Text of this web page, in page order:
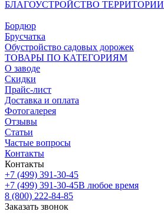
БЛАГОУСТРОЙСТВО ТЕРРИТОРИИ
Бордюр
Брусчатка
Обустройство садовых дорожек
ТОВАРЫ ПО КАТЕГОРИЯМ
О заводе
Скидки
Прайс-лист
Доставка и оплата
Фотогалерея
Отзывы
Статьи
Частые вопросы
Контакты
Контакты
+7 (499) 391-30-45
+7 (499) 391-30-45В любое время
8 (800) 222-84-85
Заказать звонок